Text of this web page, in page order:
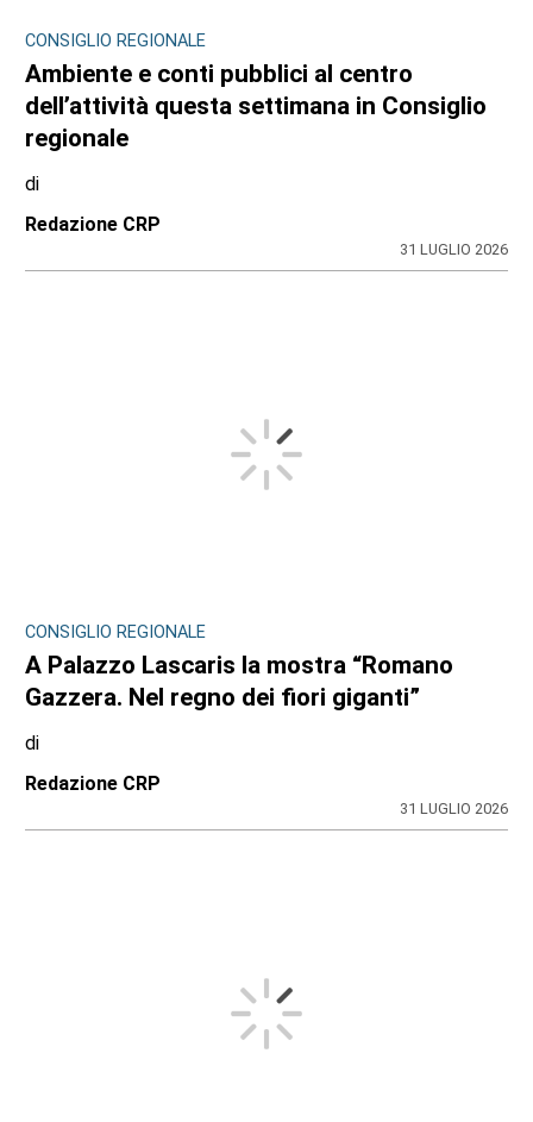
CONSIGLIO REGIONALE
Ambiente e conti pubblici al centro
dell’attività questa settimana in Consiglio
regionale
di
Redazione CRP
31 LUGLIO 2026
CONSIGLIO REGIONALE
A Palazzo Lascaris la mostra “Romano
Gazzera. Nel regno dei fiori giganti”
di
Redazione CRP
31 LUGLIO 2026